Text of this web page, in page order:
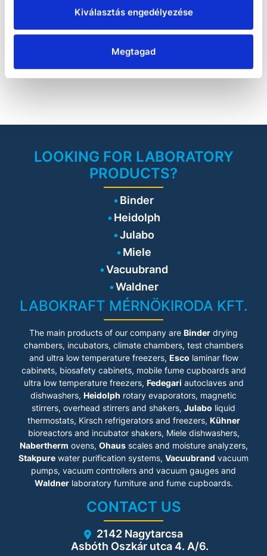
Kiválasztás engedélyezése
Megtagad
LOOKING FOR LABORATORY
PRODUCTS?
Binder
Heidolph
Julabo
Miele
Vacuubrand
Waldner
LABOKRAFT MÉRNÖKIRODA KFT.
The main products of our company are Binder drying
chambers, incubators, climate chambers, test chambers
and ultra low temperature freezers, Esco laminar flow
cabinets, biosafety cabinets, mobile fume cupboards and
ultra low temperature freezers, Fedegari autoclaves and
dishwashers, Heidolph rotary evaporators, magnetic
stirrers, overhead stirrers and shakers, Julabo liquid
thermostats, Kirsch refrigerators and freezers, Kühner
bioreactors and incubator shakers, Miele dishwashers,
Nabertherm ovens, Ohausscales and moisture analyzers,
Stakpure water purification systems, Vacuubrand vacuum
pumps, vacuum controllers and vacuum gauges and
Waldnerlaboratory furniture and fume cupboards.
CONTACT US
2142 Nagytarcsa
Asbóth Oszkár utca 4. A/6.